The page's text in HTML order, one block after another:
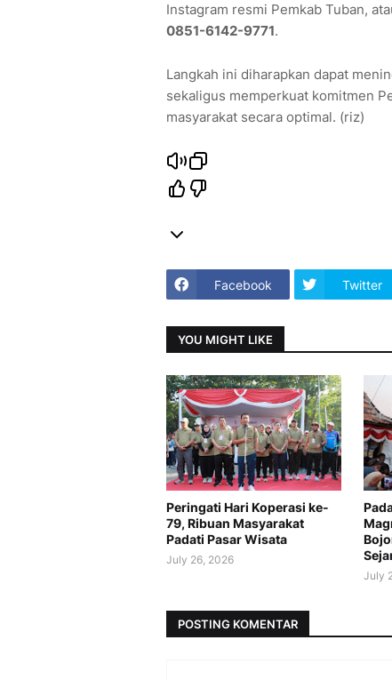
Instagram resmi Pemkab Tuban,
0851-6142-9771.
Langkah ini diharapkan dapat
sekaligus memperkuat komitmen
masyarakat secara optimal. (riz)
Facebook Twitter
YOU MIGHT LIKE
Peringati Hari Koperasi ke-
79, Ribuan Masyarakat
Padati Pasar Wisata
July 26, 2026
July
POSTING KOMENTAR